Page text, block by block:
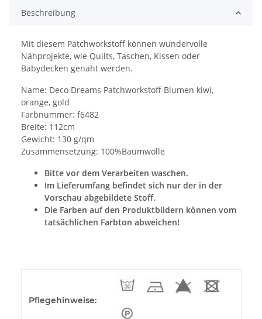
Beschreibung
Mit diesem Patchworkstoff können wundervolle
Nähprojekte, wie Quilts, Taschen, Kissen oder
Babydecken genäht werden.
Name: Deco Dreams Patchworkstoff Blumen kiwi,
orange, gold
Farbnummer: f6482
Breite: 112cm
Gewicht: 130 g/qm
Zusammensetzung: 100%Baumwolle
Bitte vor dem Verarbeiten waschen.
Im Lieferumfang befindet sich nur der in der
Vorschau abgebildete Stoff.
Die Farben auf den Produktbildern können vom
tatsächlichen Farbton abweichen!
Pflegehinweise: